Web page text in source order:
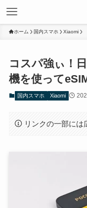
ホーム 国内スマホ Xiaomi
コスパ強ぃ！
機を使って
国内スマホ Xiaomi
リンクの一部には